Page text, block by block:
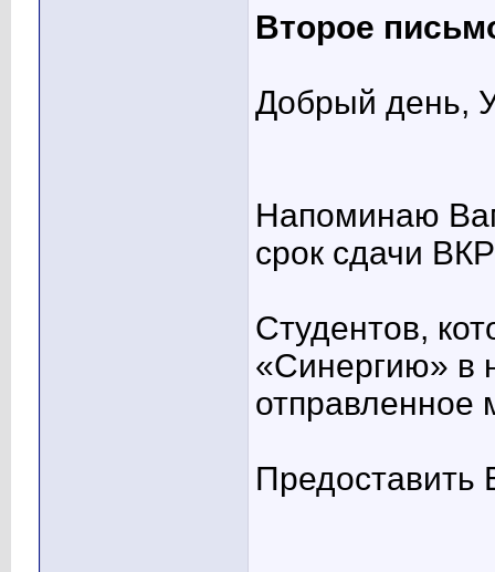
Второе
Добрый день,
Напоминаю
срок сдачи
Студентов,
«Синергию» в
отправленное
Предоставить